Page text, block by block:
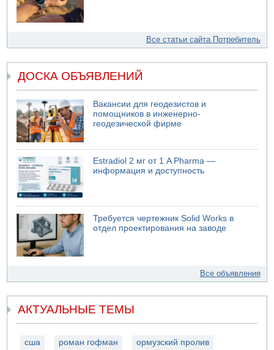
Все статьи сайта Потребитель
ДОСКА ОБЪЯВЛЕНИЙ
Вакансии для геодезистов и
помощников в инженерно-
геодезической фирме
Estradiol 2 мг от 1 A Pharma —
информация и доступность
Требуется чертежник Solid Works в
отдел проектирования на заводе
Все объявления
АКТУАЛЬНЫЕ ТЕМЫ
сша роман гофман ормузский пролив